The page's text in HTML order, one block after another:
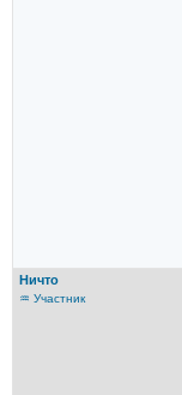
Ничто
♒ Участник